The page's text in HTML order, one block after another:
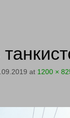
at 1200 ×